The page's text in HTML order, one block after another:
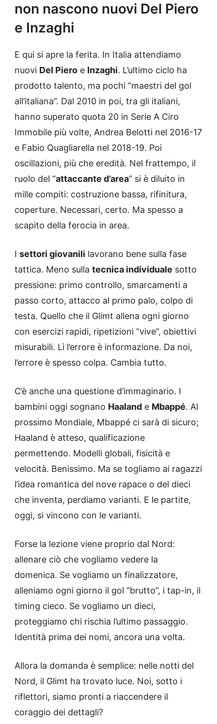
non nascono nuovi Del Piero
e Inzaghi
E qui si apre la ferita. In Italia attendiamo
nuovi Del Piero e Inzaghi. L’ultimo ciclo ha
prodotto talento, ma pochi “maestri del gol
all’italiana”. Dal 2010 in poi, tra gli italiani,
hanno superato quota 20 in Serie A Ciro
Immobile più volte, Andrea Belotti nel 2016-17
e Fabio Quagliarella nel 2018-19. Poi
oscillazioni, più che eredità. Nel frattempo, il
ruolo del “attaccante d’area” si è diluito in
mille compiti: costruzione bassa, rifinitura,
coperture. Necessari, certo. Ma spesso a
scapito della ferocia in area.
I settori giovanili lavorano bene sulla fase
tattica. Meno sulla tecnica individuale sotto
pressione: primo controllo, smarcamenti a
passo corto, attacco al primo palo, colpo di
testa. Quello che il Glimt allena ogni giorno
con esercizi rapidi, ripetizioni “vive”, obiettivi
misurabili. Lì l’errore è informazione. Da noi,
l’errore è spesso colpa. Cambia tutto.
C’è anche una questione d’immaginario. I
bambini oggi sognano Haaland e Mbappé. Al
prossimo Mondiale, Mbappé ci sarà di sicuro;
Haaland è atteso, qualificazione
permettendo. Modelli globali, fisicità e
velocità. Benissimo. Ma se togliamo ai ragazzi
l’idea romantica del nove rapace o del dieci
che inventa, perdiamo varianti. E le partite,
oggi, si vincono con le varianti.
Forse la lezione viene proprio dal Nord:
allenare ciò che vogliamo vedere la
domenica. Se vogliamo un finalizzatore,
alleniamo ogni giorno il gol “brutto”, i tap-in, il
timing cieco. Se vogliamo un dieci,
proteggiamo chi rischia l’ultimo passaggio.
Identità prima dei nomi, ancora una volta.
Allora la domanda è semplice: nelle notti del
Nord, il Glimt ha trovato luce. Noi, sotto i
riflettori, siamo pronti a riaccendere il
coraggio dei dettagli?